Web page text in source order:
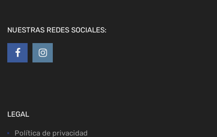
NUESTRAS REDES SOCIALES:
LEGAL
Política de privacidad